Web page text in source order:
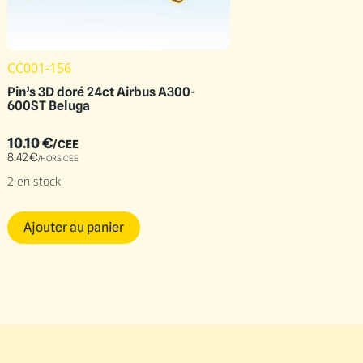
CC001-156
Pin’s 3D doré 24ct Airbus A300-
600ST Beluga
10.10€/CEE
8.42€/HORS CEE
2 en stock
Ajouter au panier